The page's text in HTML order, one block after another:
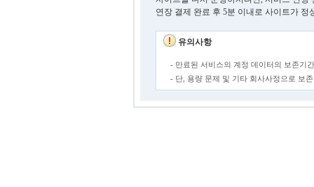
연장 결제 완료 후 5분 이내로 사이트가 정
유의사항
- 만료된 서비스의 계정 데이터의 보존기
- 단, 용량 문제 및 기타 회사사정으로 보